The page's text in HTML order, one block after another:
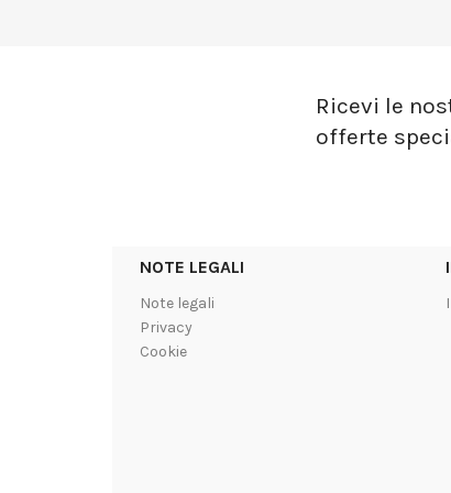
Ricevi le
offerte
NOTE LEGALI
Note legali
Privacy
Cookie